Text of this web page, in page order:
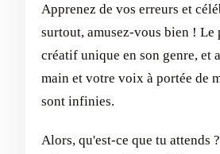
Apprenez de vos erreurs et
surtout, amusez-vous bien !
créatif unique en son genre, et
main et votre voix à portée de
sont infinies.
Alors, qu'est-ce que tu attends